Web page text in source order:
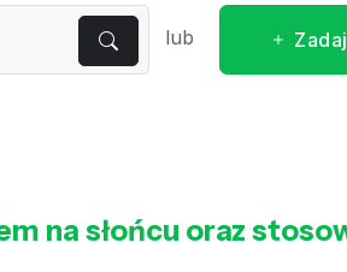
lub
na słońcu oraz